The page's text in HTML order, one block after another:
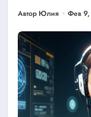
Автор Юлия Фев